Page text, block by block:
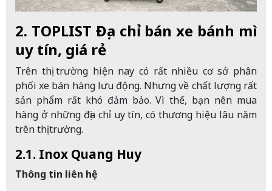
2. TOPLIST Địa chỉ bán xe bánh mì
uy tín, giá rẻ
Trên thị trường hiện nay có rất nhiều cơ sở phân
phối xe bán hàng lưu động. Nhưng về chất lượng rất
sản phẩm rất khó đảm bảo. Vì thế, bạn nên mua
hàng ở những địa chỉ uy tín, có thương hiệu lâu năm
trên thị trường.
2.1. Inox Quang Huy
Thông tin liên hệ